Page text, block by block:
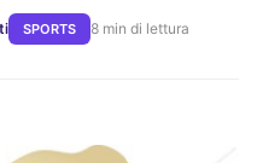
SPORTS 8 min di lettura